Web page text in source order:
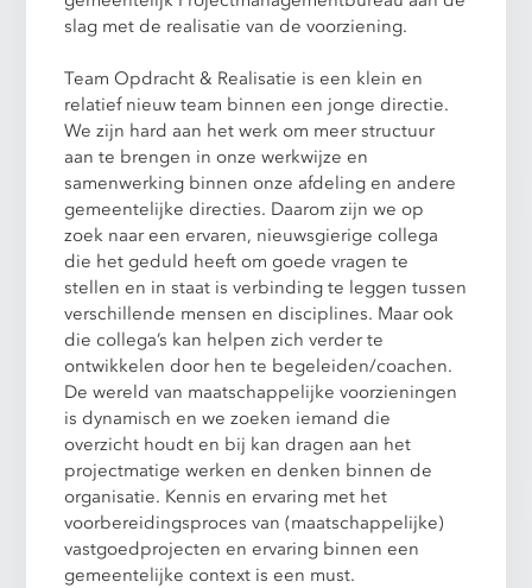
slag met de realisatie van de voorziening.
Team Opdracht & Realisatie is een klein en
relatief nieuw team binnen een jonge directie.
We zijn hard aan het werk om meer structuur
aan te brengen in onze werkwijze en
samenwerking binnen onze afdeling en andere
gemeentelijke directies. Daarom zijn we op
zoek naar een ervaren, nieuwsgierige collega
die het geduld heeft om goede vragen te
stellen en in staat is verbinding te leggen tussen
verschillende mensen en disciplines. Maar ook
die collega’s kan helpen zich verder te
ontwikkelen door hen te begeleiden/coachen.
De wereld van maatschappelijke voorzieningen
is dynamisch en we zoeken iemand die
overzicht houdt en bij kan dragen aan het
projectmatige werken en denken binnen de
organisatie. Kennis en ervaring met het
voorbereidingsproces van (maatschappelijke)
vastgoedprojecten en ervaring binnen een
gemeentelijke context is een must.